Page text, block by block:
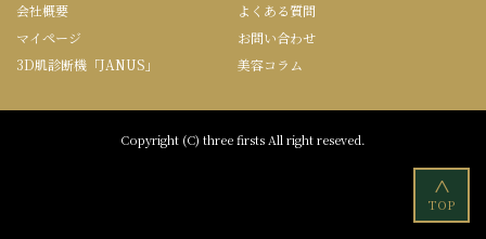
会社概要
よくある質問
マイページ
お問い合わせ
3D肌診断機「JANUS」
美容コラム
Copyright (C) three firsts All right reseved.
<
TOP